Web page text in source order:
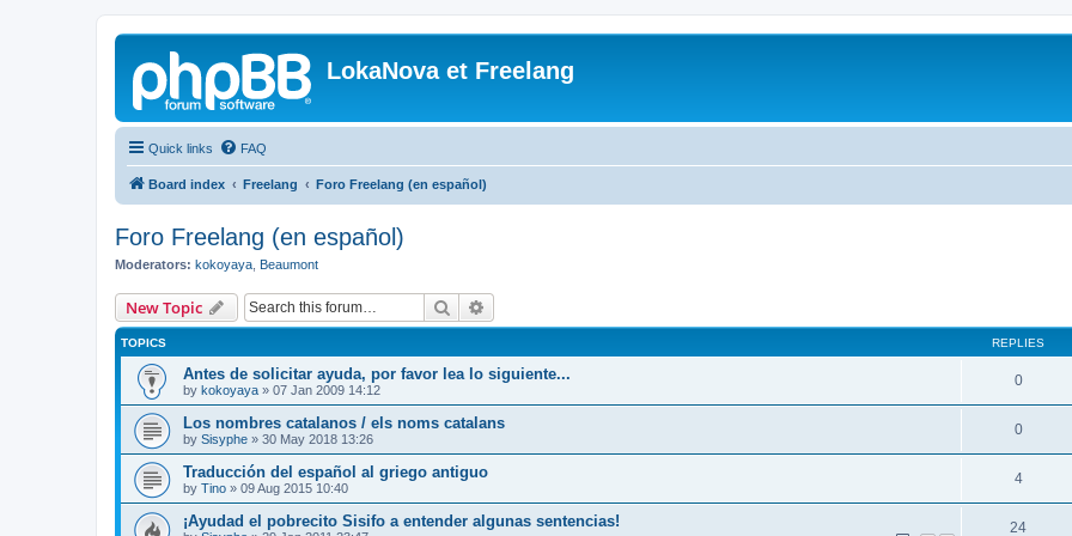
LokaNova et Freelang
Quick links FAQ
Board index Freelang Foro Freelang (en español)
Foro Freelang (en español)
Moderators: kokoyaya Beaumont
New Topic Search
TOPICS REPLIES
Antes de solicitar ayuda, por favor lea lo siguiente...
by kokoyaya » 07 Jan 2009 14:12
0
Los nombres catalanos / els noms catalans
by Sisyphe » 30 May 2018 13:26
0
Traducción del español al griego antiguo
by Tino » 09 Aug 2015 10:40
4
¡Ayudad el pobrecito Sisifo a entender algunas sentencias! 24